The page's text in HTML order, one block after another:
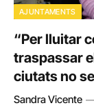
AJUNTAMENTS
“Per lluitar
traspassar
ciutats no
Sandra Vicente